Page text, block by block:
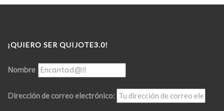
¡QUIERO SER QUIJOTE3.0!
Nombre
Dirección de correo electrónico: